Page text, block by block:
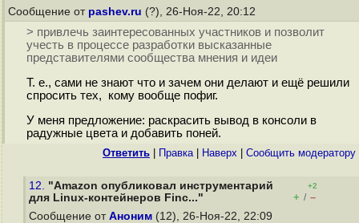
Сообщение от pashev.ru (?), 26-Ноя-22, 20:12
> привлечь заинтересованных участников и позволит
учесть в процессе разработки высказанные
представителями сообщества мнения и идеи
Т. е., сами не знают что и зачем они делают и ещё решили
спросить тех, кому вообще пофиг.
У меня предложение: раскрасить вывод в консоли в
радужные цвета и добавить поней.
Ответить Правка| Наверх Cообщить модератору
12. "Amazon опубликовал инструментарий
для Linux-контейнеров Finc..."
+2
+ / –
Сообщение от Аноним (12), 26-Ноя-22, 22:09